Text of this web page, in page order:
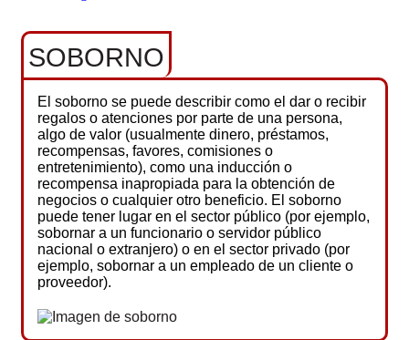
SOBORNO
El soborno se puede describir como el dar o recibir
regalos o atenciones por parte de una persona,
algo de valor (usualmente dinero, préstamos,
recompensas, favores, comisiones o
entretenimiento), como una inducción o
recompensa inapropiada para la obtención de
negocios o cualquier otro beneficio. El soborno
puede tener lugar en el sector público (por ejemplo,
sobornar a un funcionario o servidor público
nacional o extranjero) o en el sector privado (por
ejemplo, sobornar a un empleado de un cliente o
proveedor).